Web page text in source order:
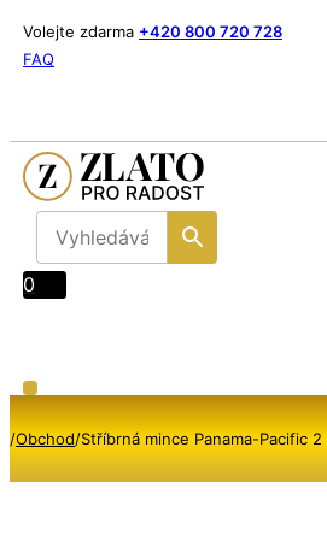
Volejte zdarma +420 800 720 728
FAQ
0
/Obchod/Stříbrná mince Panama-Pacific